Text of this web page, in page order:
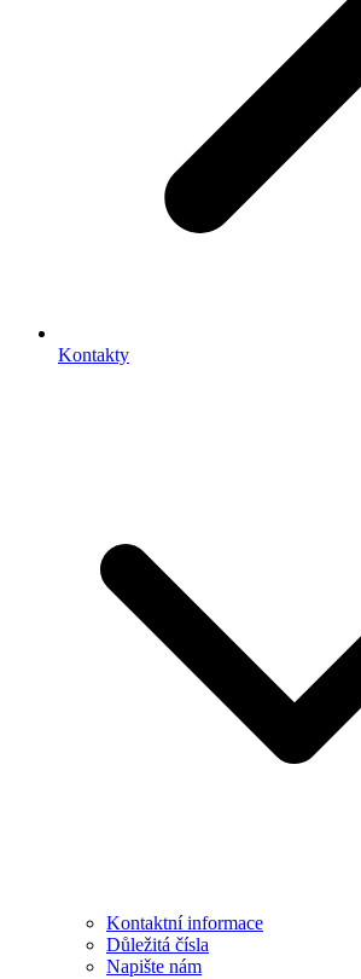
Kontakty
Kontaktní informace
Důležitá čísla
Napište nám